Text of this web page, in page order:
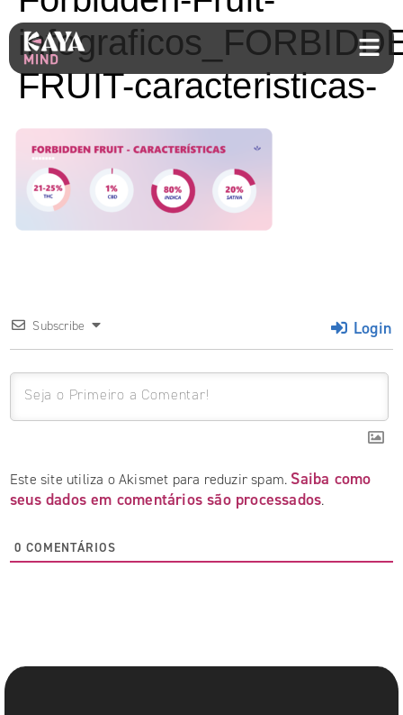
FRUIT-caracteristicas-
Subscribe Login
Este site utiliza o Akismet para reduzir spam. Saiba como
seus dados em comentários são processados.
0 COMENTÁRIOS